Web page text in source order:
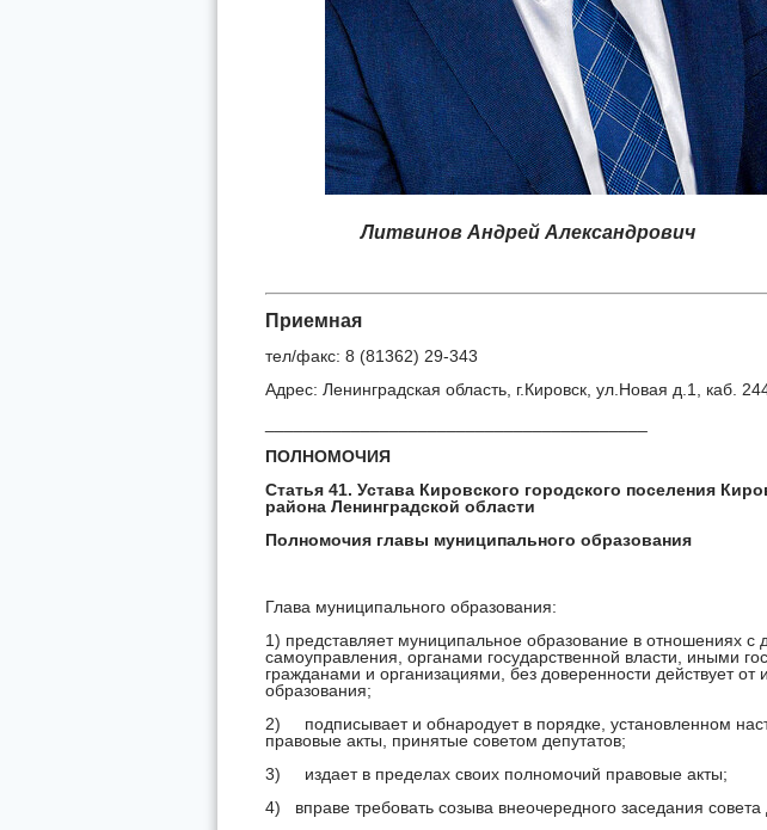
Литвинов Андрей Александрович
Приемная
тел/факс: 8 (81362) 29-343
Адрес: Ленинградская область, г.Кировск, ул.Новая д.1, каб.
ПОЛНОМОЧИЯ
Статья 41. Устава Кировского городского поселения
района Ленинградской области
Полномочия главы муниципального образования
Глава муниципального образования:
1) представляет муниципальное образование в отношениях с
самоуправления, органами государственной власти, иными
гражданами и организациями, без доверенности действует
образования;
2) подписывает и обнародует в порядке, установленном
правовые акты, принятые советом депутатов;
3) издает в пределах своих полномочий правовые акты;
4) вправе требовать созыва внеочередного заседания совета